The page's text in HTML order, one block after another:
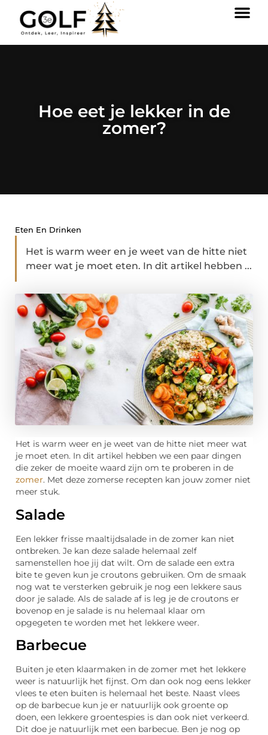
Hoe eet je lekker in de
zomer?
Eten En Drinken
Het is warm weer en je weet van de hitte niet
meer wat je moet eten. In dit artikel hebben ...
Het is warm weer en je weet van de hitte niet meer wat
je moet eten. In dit artikel hebben we een paar dingen
die zeker de moeite waard zijn om te proberen in de
zomer. Met deze zomerse recepten kan jouw zomer niet
meer stuk.
Salade
Een lekker frisse maaltijdsalade in de zomer kan niet
ontbreken. Je kan deze salade helemaal zelf
samenstellen hoe jij dat wilt. Om de salade een extra
bite te geven kun je croutons gebruiken. Om de smaak
nog wat te versterken gebruik je nog een lekkere saus
door je salade. Als de salade af is leg je de croutons er
bovenop en je salade is nu helemaal klaar om
opgegeten te worden met het lekkere weer.
Barbecue
Buiten je eten klaarmaken in de zomer met het lekkere
weer is natuurlijk het fijnst. Om dan ook nog eens lekker
vlees te eten buiten is helemaal het beste. Naast vlees
op de barbecue kun je er natuurlijk ook groente op
doen, een lekkere groentespies is dan ook niet verkeerd.
Dit doe je natuurlijk met een barbecue. Ben je nog op